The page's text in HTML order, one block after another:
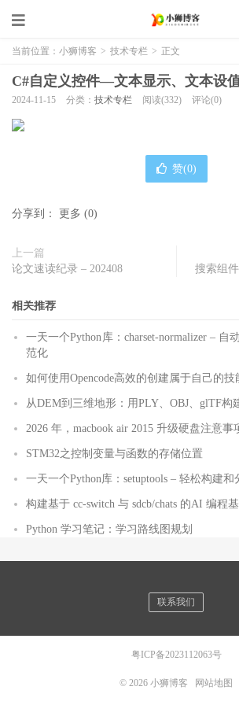
当前位置： 小狮博客 > 技术专栏 > 正文
C#自定义控件—文本显示、文本设
2024-11-15 分类： 技术专栏 阅读(332) 评论(0)
赞(0)
分享到： 更多 (0)
上一篇
论文速读纪录 – 202408
搜索组
相关推荐
一天一个Python库：charset-normalizer – 自
范化
如何使用Opencode高效的创建属于自己的技
从DEM到三维地形：用PLY、OBJ、glTF构
2026 年，macbook air 2015 升级硬盘注意事
STM32之控制变量与函数的存储位置
一天一个Python库：setuptools – 轻松构建和
构建基于 cc-switch 与 sdcb/chats 的AI 编程
Python 学习笔记：学习路线图规划
联系我们
粤ICP备2023112063号
© 2026 小狮博客 网站地图